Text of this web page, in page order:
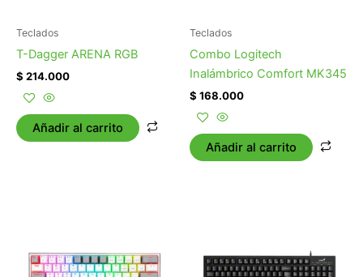
Teclados
T-Dagger ARENA RGB
$ 214.000
Añadir al carrito
Teclados
Combo Logitech
Inalámbrico Comfort MK345
$ 168.000
Añadir al carrito